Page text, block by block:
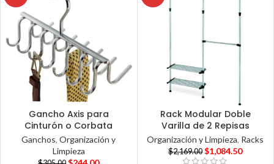
Gancho Axis para
Cinturón o Corbata
Ganchos,Organización y
Limpieza
Rack Modular Doble
Varilla de 2 Repisas
Organización y Limpieza, Racks
$2,169.00 $1,084.50